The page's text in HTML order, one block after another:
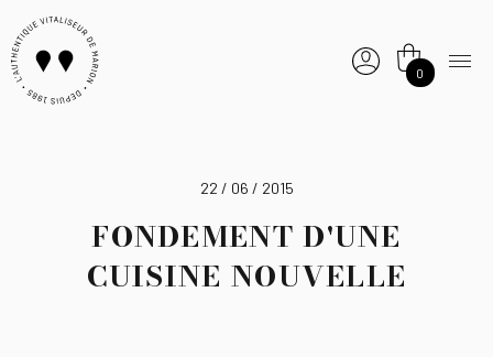
0
22 / 06 / 2015
FONDEMENT D'UNE
CUISINE NOUVELLE